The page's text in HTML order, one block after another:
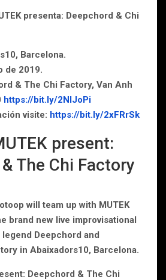
presenta: Deepchord & Chi
Barcelona.
de 2019.
& The Chi Factory, Van Anh
https://bit.ly/2NIJoPi
visite: https://bit.ly/2xFRrSk
present:
The Chi Factory
will team up with MUTEK
brand new live improvisational
Deepchord and
in Abaixadors10, Barcelona.
Deepchord & The Chi